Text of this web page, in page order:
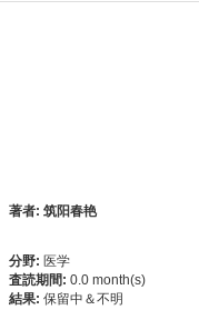
著者: 筑阳春艳
分野: 医学
査読期間: 0.0 month(s)
結果: 保留中＆不明